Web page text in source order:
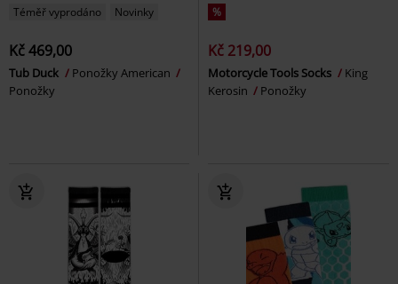
Téměř vyprodáno Novinky
Kč 469,00
Tub Duck
Ponožky American
Ponožky
%
Kč 219,00
Motorcycle Tools Socks
King
Kerosin
Ponožky